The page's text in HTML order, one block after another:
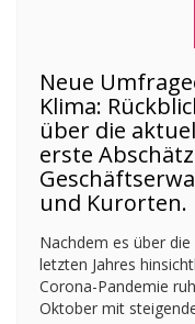
Neue
Klima:
über die
erste
und Kurorten.
Nachdem es über
letzten Jahres
Corona-Pandemie
Oktober mit